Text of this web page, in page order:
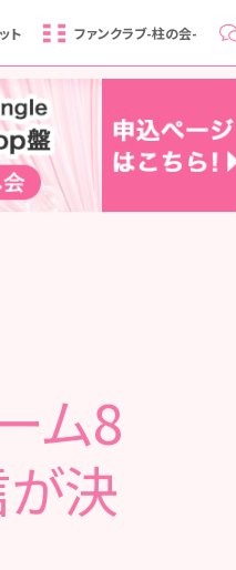
ト ファンクラブ-柱の会-
ム8
決